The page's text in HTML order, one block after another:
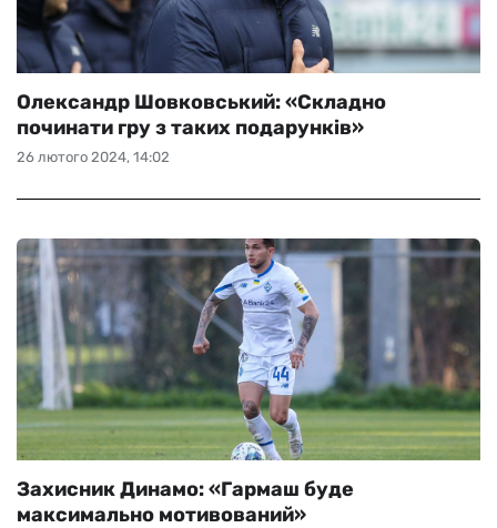
26 лютого 2024, 14:02
Олександр Шовковський: «Складно
починати гру з таких подарунків»
Захисник Динамо: «Гармаш буде
максимально мотивований»